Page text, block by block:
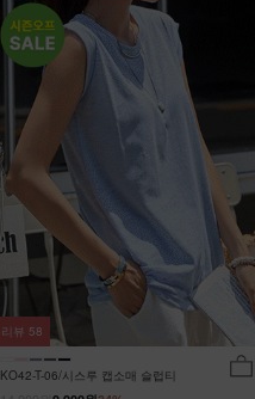
KO42-T-06/시스루 캡소매 슬럽티
리뷰 58